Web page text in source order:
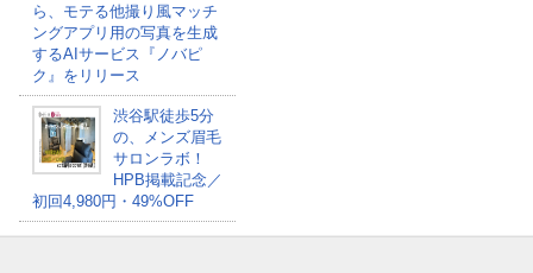
ら、モテる他撮り風マッチ
ングアプリ用の写真を生成
するAIサービス『ノバピ
ク』をリリース
渋谷駅徒歩5分
の、メンズ眉毛
サロンラボ！
HPB掲載記念／
初回4,980円・49%OFF